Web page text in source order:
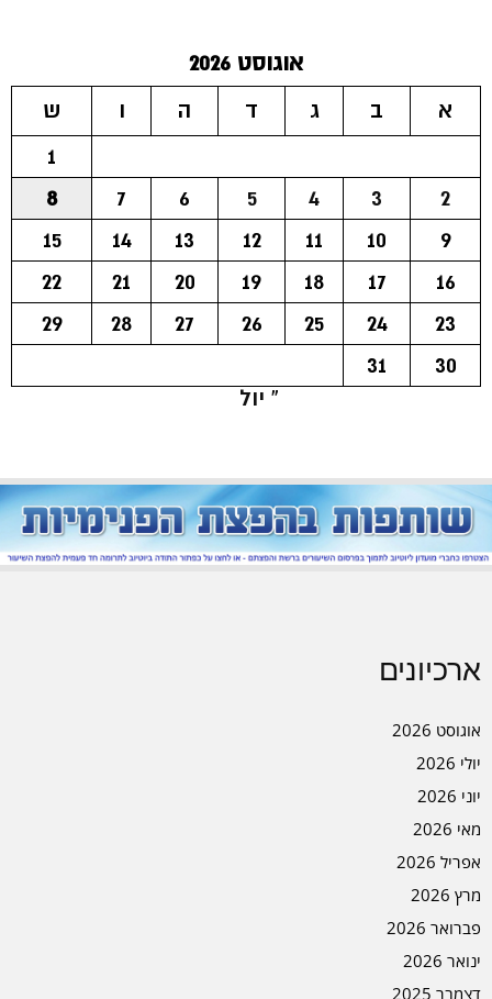
אוגוסט 2026
א
ב ג ד ה ו
ש
1
2
3
4
5
6
7
8
9
10
11
12
13
14
15
16
17
18
19
20
21
22
23
24
25
26
27
28
29
30
31
« יול
ארכיונים
אוגוסט 2026
יולי 2026
יוני 2026
מאי 2026
אפריל 2026
מרץ 2026
פברואר 2026
ינואר 2026
דצמבר 2025